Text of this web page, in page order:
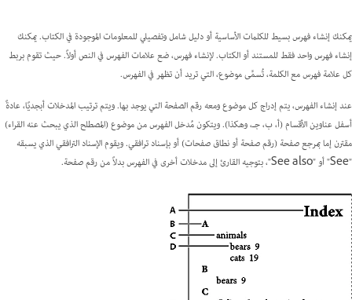
يمكنك إنشاء فهرس بسيط للكلمات الأساسية أو دليل شامل وتفصيلي للمعلومات الموجودة في الكتاب. يمكنك
إنشاء فهرس واحد فقط للمستند أو الكتاب. لإنشاء فهرس، ضع علامات الفهرس في النص أولاً. حيث تقوم بربط
كل علامة فهرس مع الكلمة، تُسمَّىموضوع، التي تريد أن تظهر في الفهرس.
عند إنشاء الفهرس، يتم إدراج كل موضوع ومعه رقم الصفحة التي يوجد بها. ويتم ترتيب المدخلات أبجديًا، عادةً
أسفل عناوين الأقسام (أ، ب، جـ، وهكذا). ويتكون مُدخل الفهرس من موضوع (المصطلح الذي يبحث عنه القراء)
مقترن إما بمرجع صفحة (رقم صفحة أو نطاق صفحات) أو بإسناد ترافقي. ويقوم الإسناد الترافقي الذي يسبقه
"See" أو "See also"، بتوجيه القارئ إلى مدخلات أخرى في الفهرس بدلاً من رقم صفحة.